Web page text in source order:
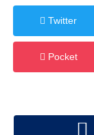
Twitter
Pocket